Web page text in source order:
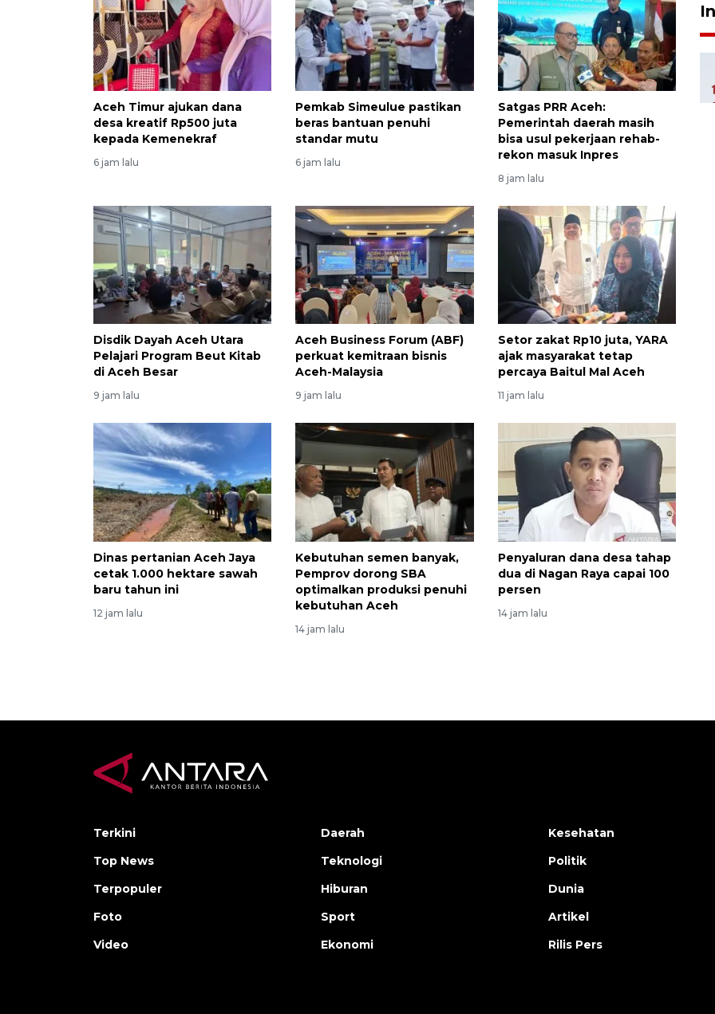
Aceh Timur ajukan dana
desa kreatif Rp500 juta
kepada Kemenekraf
6 jam lalu
Pemkab Simeulue pastikan
beras bantuan penuhi
standar mutu
6 jam lalu
Satgas PRR Aceh:
Pemerintah daerah masih
bisa usul pekerjaan rehab-
rekon masuk Inpres
8 jam lalu
Disdik Dayah Aceh Utara
Pelajari Program Beut Kitab
di Aceh Besar
9 jam lalu
Aceh Business Forum (ABF)
perkuat kemitraan bisnis
Aceh-Malaysia
9 jam lalu
Setor zakat Rp10 juta, YARA
ajak masyarakat tetap
percaya Baitul Mal Aceh
11 jam lalu
Dinas pertanian Aceh Jaya
cetak 1.000 hektare sawah
baru tahun ini
12 jam lalu
Kebutuhan semen banyak,
Pemprov dorong SBA
optimalkan produksi penuhi
kebutuhan Aceh
14 jam lalu
Penyaluran dana desa tahap
dua di Nagan Raya capai 100
persen
14 jam lalu
Ekonomi triwulan II-2026
tumbuh 5,29 persen
2026-08-06 18:45:00
Terkini
Top News
Terpopuler
Foto
Video
Daerah
Teknologi
Hiburan
Sport
Ekonomi
Kesehatan
Politik
Dunia
Artikel
Rilis Pers